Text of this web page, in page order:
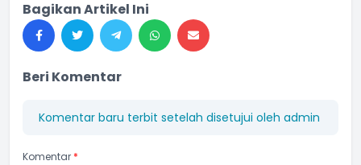
Bagikan Artikel Ini
Beri Komentar
Komentar baru terbit setelah disetujui oleh admin
Komentar *